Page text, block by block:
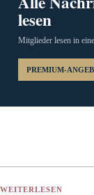
lesen
Mitglieder lesen in
PREMIUM-
WEITERLESEN